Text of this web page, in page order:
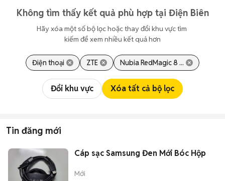
Không tìm thấy kết quả phù hợp tại Điện Biên
Hãy xóa một số bộ lọc hoặc thay đổi khu vực tìm
kiếm để xem nhiều kết quả hơn
Điện thoại ZTE Nubia RedMagic 8 ...
Đổi khu vực Xóa tất cả bộ lọc
Tin đăng mới
Cáp sạc Samsung Đen Mới Bóc Hộp
Mới